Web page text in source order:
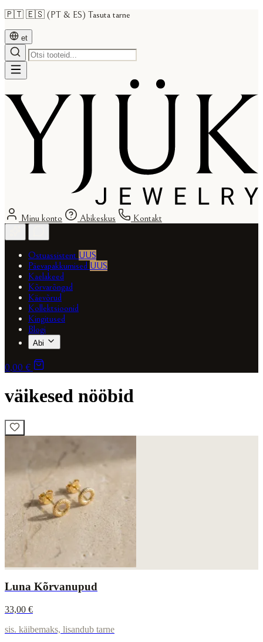
🇵🇹 🇪🇸 (PT & ES) Tasuta tarne
et
Minu konto Abikeskus Kontakt
Ostuassistent UUS
Päevapakkumised UUS
Kaelakeed
Kõrvarõngad
Käevõrud
Kollektsioonid
Kingitused
Blogi
Abi
0,00 €
väikesed nööbid
Luna Kõrvanupud
33,00 €
sis. käibemaks, lisandub tarne